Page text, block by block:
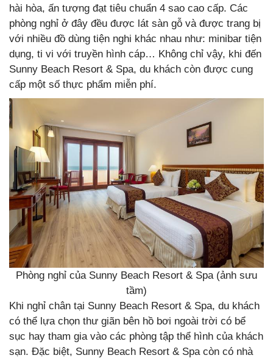
hài hòa, ấn tượng đạt tiêu chuẩn 4 sao cao cấp. Các
phòng nghỉ ở đây đều được lát sàn gỗ và được trang bị
với nhiều đồ dùng tiện nghi khác nhau như: minibar tiện
dụng, ti vi với truyền hình cáp… Không chỉ vậy, khi đến
Sunny Beach Resort & Spa, du khách còn được cung
cấp một số thực phẩm miễn phí.
Phòng nghỉ của Sunny Beach Resort & Spa (ảnh sưu
tầm)
Khi nghỉ chân tại Sunny Beach Resort & Spa, du khách
có thể lựa chọn thư giãn bên hồ bơi ngoài trời có bể
sục hay tham gia vào các phòng tập thể hình của khách
sạn. Đặc biệt, Sunny Beach Resort & Spa còn có nhà